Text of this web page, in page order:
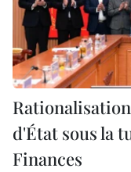
d'État sous la
Finances